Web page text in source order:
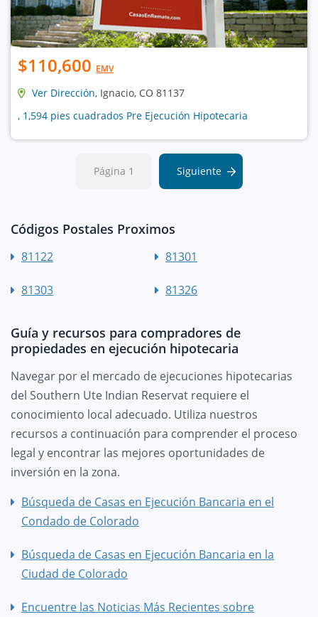
$110,600 EMV
Ver Dirección, Ignacio, CO 81137
, 1,594 pies cuadrados Pre Ejecución Hipotecaria
Página 1 Siguiente
Códigos Postales Proximos
81122 81301
81303 81326
Guía y recursos para compradores de
propiedades en ejecución hipotecaria
Navegar por el mercado de ejecuciones hipotecarias
del Southern Ute Indian Reservat requiere el
conocimiento local adecuado. Utiliza nuestros
recursos a continuación para comprender el proceso
legal y encontrar las mejores oportunidades de
inversión en la zona.
Búsqueda de Casas en Ejecución Bancaria en el
Condado de Colorado
Búsqueda de Casas en Ejecución Bancaria en la
Ciudad de Colorado
Encuentre las Noticias Más Recientes sobre